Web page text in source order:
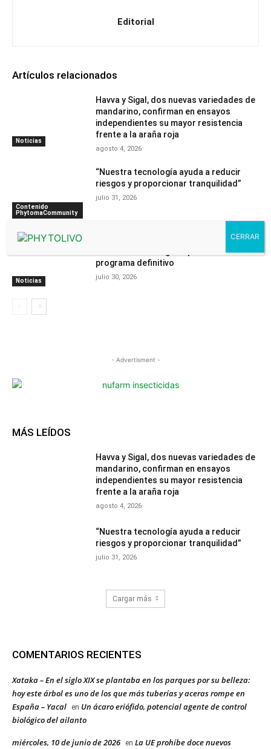
Editorial
Artículos relacionados
Noticias
Havva y Sigal, dos nuevas variedades de
mandarino, confirman en ensayos
independientes su mayor resistencia
frente a la araña roja
agosto 4, 2026
Contenido
PhytomaCommunity
“Nuestra tecnología ayuda a reducir
riesgos y proporcionar tranquilidad”
julio 31, 2026
Noticias
Espacios verdes urbanos: el Foro de
BioProtección Vegetal presenta su
programa definitivo
julio 30, 2026
- Advertisment -
MÁS LEÍDOS
Havva y Sigal, dos nuevas variedades de
mandarino, confirman en ensayos
independientes su mayor resistencia
frente a la araña roja
agosto 4, 2026
“Nuestra tecnología ayuda a reducir
riesgos y proporcionar tranquilidad”
julio 31, 2026
Cargar más
COMENTARIOS RECIENTES
Xataka – En el siglo XIX se plantaba en los parques por su belleza:
hoy este árbol es uno de los que más tuberías y aceras rompe en
España – Yacal
en Un ácaro eriófido, potencial agente de control
biológico del ailanto
miércoles, 10 de junio de 2026 en La UE prohíbe doce nuevos